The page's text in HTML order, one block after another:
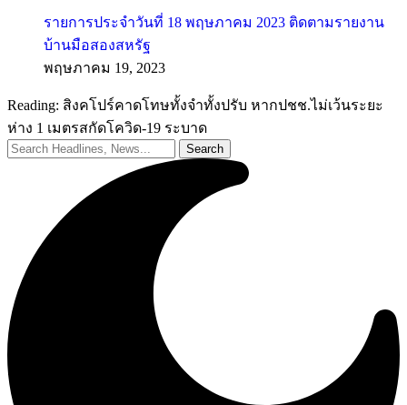
รายการประจำวันที่ 18 พฤษภาคม 2023 ติดตามรายงาน
บ้านมือสองสหรัฐ
พฤษภาคม 19, 2023
Reading: สิงคโปร์คาดโทษทั้งจำทั้งปรับ หากปชช.ไม่เว้นระยะ
ห่าง 1 เมตรสกัดโควิด-19 ระบาด